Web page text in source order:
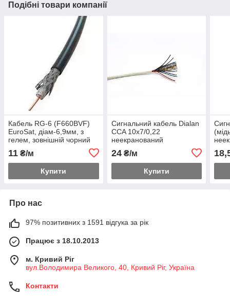
Подібні товари компанії
Кабель RG-6 (F660BVF)
EuroSat, діам-6,9мм, з
гелем, зовнішній чорний
11 ₴/м
Купити
Сигнальний кабель Dialan
CCA 10х7/0,22
неекранований
24₴/м
Купити
Про нас
97% позитивних з 1591 відгука за рік
Працює з 18.10.2013
м. Кривий Ріг
вул.Володимира Великого, 40, Кривий Ріг, Україна
Контакти